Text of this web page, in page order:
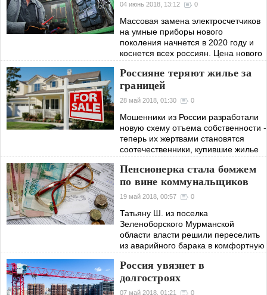
04 июнь 2018, 13:12 0
Массовая замена электросчетчиков
на умные приборы нового
поколения начнется в 2020 году и
коснется всех россиян. Цена нового
счетчика составит 3,5-7 тыс. рублей.
Россияне теряют жилье за
границей
28 май 2018, 01:30 0
Мошенники из России разработали
новую схему отъема собственности -
теперь их жертвами становятся
соотечественники, купившие жилье
за границей.
Пенсионерка стала бомжем
по вине коммунальщиков
19 май 2018, 00:57 0
Татьяну Ш. из поселка
Зеленоборского Мурманской
области власти решили переселить
из аварийного барака в комфортную
квартиру. В итоге пенсионерка...
оказалась в бомжах.
Россия увязнет в
долгостроях
07 май 2018, 01:21 0